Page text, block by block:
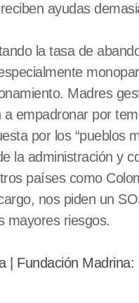
ayudas
la tasa de
Madres
empadronar por
por los “pueblos
la administración y
países como
nos piden un
mayores riesgos.
| Fundación